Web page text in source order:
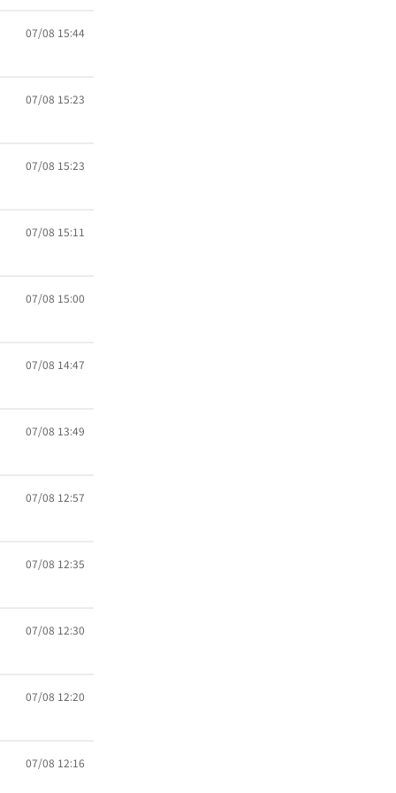
07/08 15:44
07/08 15:23
07/08 15:23
07/08 15:11
07/08 15:00
07/08 14:47
07/08 13:49
07/08 12:57
07/08 12:35
07/08 12:30
07/08 12:20
07/08 12:16